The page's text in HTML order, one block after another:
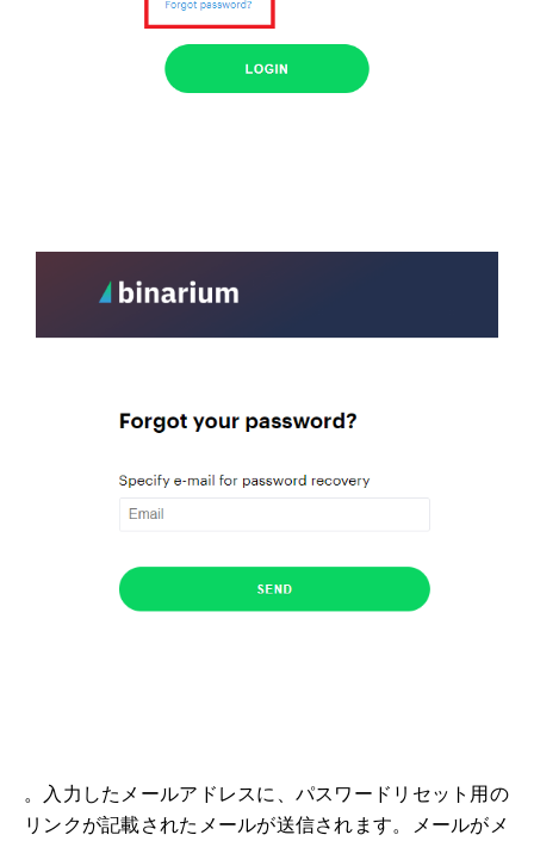
。入力したメールアドレスに、パスワードリセット用の
リンクが記載されたメールが送信されます。メールがメ